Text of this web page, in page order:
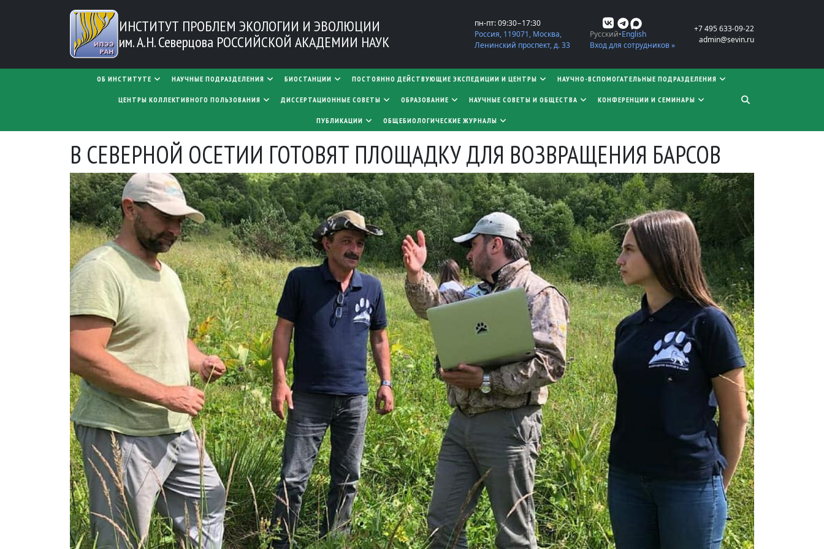
Перейти к основному содержанию
ИНСТИТУТ ПРОБЛЕМ ЭКОЛОГИИ И ЭВОЛЮЦИИ
им. А.Н. Северцова РОССИЙСКОЙ АКАДЕМИИ НАУК
пн-пт: 09:30−17:30
Россия, 119071, Москва,
Ленинский проспект, д. 33
Русский English
Вход для сотрудников »
+7 495 633-09-22
admin@sevin.ru
MAIN NAVIGATION
ОБ ИНСТИТУТЕ НАУЧНЫЕ ПОДРАЗДЕЛЕНИЯ БИОСТАНЦИИ ПОСТОЯННО ДЕЙСТВУЮЩИЕ ЭКСПЕДИЦИИ И ЦЕНТРЫ НАУЧНО-ВСПОМОГАТЕЛЬНЫЕ ПОДРАЗДЕЛЕНИЯ
ЦЕНТРЫ КОЛЛЕКТИВНОГО ПОЛЬЗОВАНИЯ ​​​​​​​ДИССЕРТАЦИОННЫЕ СОВЕТЫ ОБРАЗОВАНИЕ НАУЧНЫЕ СОВЕТЫ И ОБЩЕСТВА КОНФЕРЕНЦИИ И СЕМИНАРЫ
ПУБЛИКАЦИИ ОБЩЕБИОЛОГИЧЕСКИЕ ЖУРНАЛЫ
В СЕВЕРНОЙ ОСЕТИИ ГОТОВЯТ ПЛОЩАДКУ ДЛЯ ВОЗВРАЩЕНИЯ БАРСОВ